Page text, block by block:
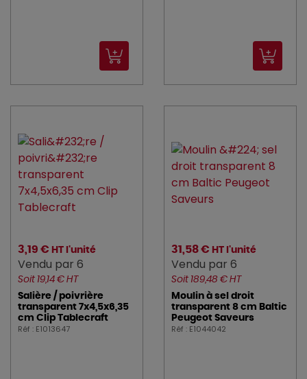
gimetal (2)
hendi (2)
HUHTAMAKI (2)
JVD (22)
KOLOSSAL (1)
kraft_you (2)
L_TELLIER (3)
LA_ROCHERE (13)
3,19 € HT l'unité
Vendu par 6
Soit 19,14 € HT
Salière / poivrière
transparent 7x4,5x6,35
cm Clip Tablecraft
Réf : E1013647
31,58 € HT l'unité
Vendu par 6
Soit 189,48 € HT
Moulin à sel droit
transparent 8 cm Baltic
Peugeot Saveurs
Réf : E1044042